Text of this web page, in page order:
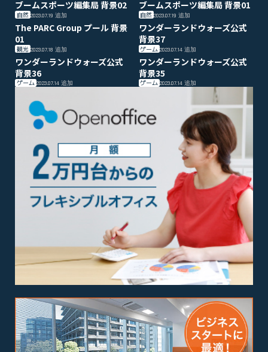
ブームスポーツ編集局 背景02
自然 2023.07.19 追加
ブームスポーツ編集局 背景01
自然 2023.07.19追加
The PARC Group プール 背景
01
観光 2023.07.18 追加
ワンダーランドウォーズ公式
背景37
ゲーム 2023.07.14追加
ワンダーランドウォーズ公式
背景36
ゲーム 2023.07.14 追加
ワンダーランドウォーズ公式
背景35
ゲーム 2023.07.14追加